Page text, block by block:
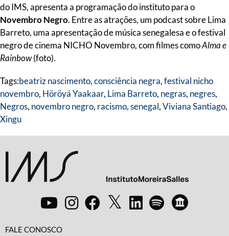
do IMS, apresenta a programação do instituto para o
Novembro Negro. Entre as atrações, um podcast sobre Lima
Barreto, uma apresentação de música senegalesa e o festival
negro de cinema NICHO Novembro, com filmes comoAlma e
Rainbow(foto).
Tags:beatriz nascimento,consciência negra,festival nicho
novembro, Höröyá Yaakaar, Lima Barreto, negras, negres,
Negros, novembro negro, racismo,senegal,Viviana Santiago,
Xingu
FALE CONOSCO